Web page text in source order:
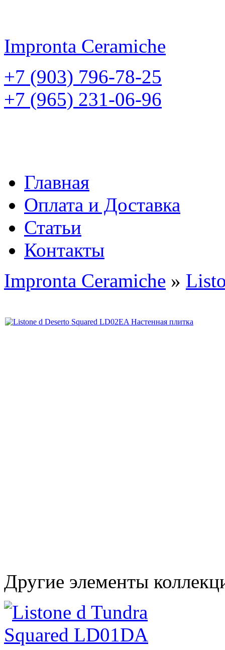
Impronta Ceramiche
+7 (903) 796-78-25
+7 (965) 231-06-96
Главная
Оплата и Доставка
Статьи
Контакты
Impronta Ceramiche »
Другие элементы